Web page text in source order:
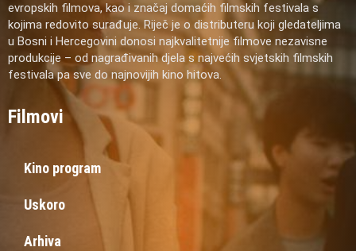
evropskih filmova, kao i značaj domaćih filmskih festivala s
kojima redovito surađuje. Riječ je o distributeru koji gledateljima
u Bosni i Hercegovini donosi najkvalitetnije filmove nezavisne
produkcije – od nagrađivanih djela s najvećih svjetskih filmskih
festivala pa sve do najnovijih kino hitova.
Filmovi
Kino program
Uskoro
Arhiva